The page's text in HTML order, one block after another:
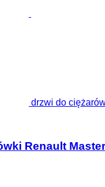
drzwi do
Renault